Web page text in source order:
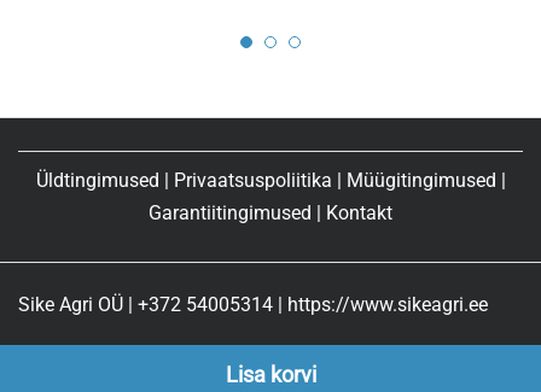
Lisa korvi
Üldtingimused Privaatsuspoliitika Müügitingimused
Garantiitingimused
Kontakt
Sike Agri OÜ | +372 54005314 | https://www.sikeagri.ee